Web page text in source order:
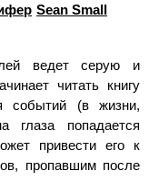
Sean Small
ведет серую и
читать книгу
событий (в жизни,
попадается
привести его к
пропавшим после